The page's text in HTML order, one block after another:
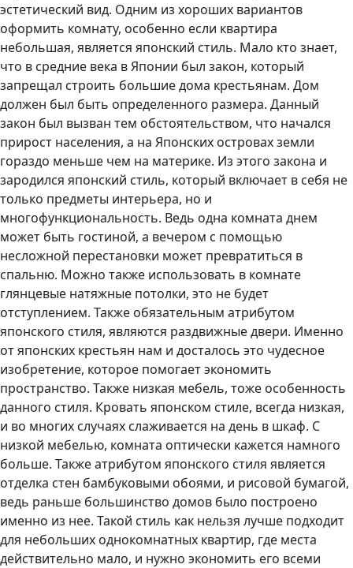
эстетический вид. Одним из хороших вариантов
оформить комнату, особенно если квартира
небольшая, является японский стиль. Мало кто знает,
что в средние века в Японии был закон, который
запрещал строить большие дома крестьянам. Дом
должен был быть определенного размера. Данный
закон был вызван тем обстоятельством, что начался
прирост населения, а на Японских островах земли
гораздо меньше чем на материке. Из этого закона и
зародился японский стиль, который включает в себя не
только предметы интерьера, но и
многофункциональность. Ведь одна комната днем
может быть гостиной, а вечером с помощью
несложной перестановки может превратиться в
спальню. Можно также использовать в комнате
глянцевые натяжные потолки, это не будет
отступлением. Также обязательным атрибутом
японского стиля, являются раздвижные двери. Именно
от японских крестьян нам и досталось это чудесное
изобретение, которое помогает экономить
пространство. Также низкая мебель, тоже особенность
данного стиля. Кровать японском стиле, всегда низкая,
и во многих случаях слаживается на день в шкаф. С
низкой мебелью, комната оптически кажется намного
больше. Также атрибутом японского стиля является
отделка стен бамбуковыми обоями, и рисовой бумагой,
ведь раньше большинство домов было построено
именно из нее. Такой стиль как нельзя лучше подходит
для небольших однокомнатных квартир, где места
действительно мало, и нужно экономить его всеми